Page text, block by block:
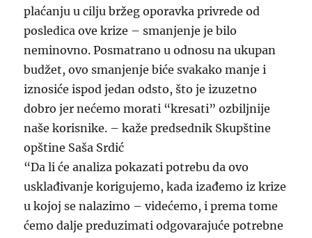
plaćanju u cilju bržeg oporavka privrede od
posledica ove krize – smanjenje je bilo
neminovno. Posmatrano u odnosu na ukupan
budžet, ovo smanjenje biće svakako manje i
iznosiće ispod jedan odsto, što je izuzetno
dobro jer nećemo morati “kresati” ozbiljnije
naše korisnike. – kaže predsednik Skupštine
opštine Saša Srdić
“Da li će analiza pokazati potrebu da ovo
usklađivanje korigujemo, kada izađemo iz krize
u kojoj se nalazimo – videćemo, i prema tome
ćemo dalje preduzimati odgovarajuće potrebne